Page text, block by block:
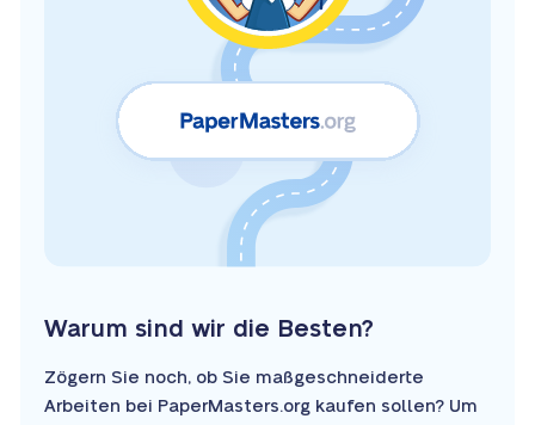
Warum sind wir die Besten?
Zögern Sie noch, ob Sie maßgeschneiderte
Arbeiten bei PaperMasters.org kaufen sollen? Um